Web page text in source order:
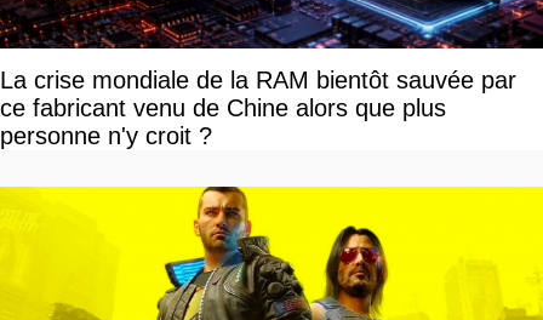
La crise mondiale de la RAM bientôt sauvée par
ce fabricant venu de Chine alors que plus
personne n'y croit ?